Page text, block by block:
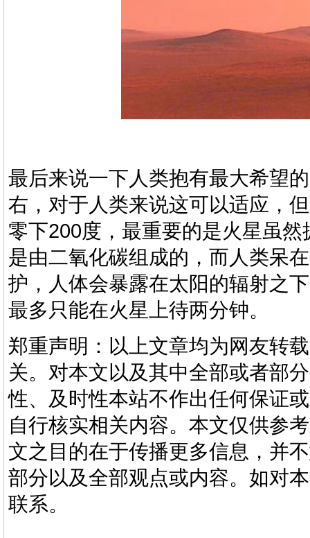
最后来说一下人类抱有最大希望
右，对于人类来说这可以适应，
零下200度，最重要的是火星虽
是由二氧化碳组成的，而人类呆
护，人体会暴露在太阳的辐射之
最多只能在火星上待两分钟。
郑重声明：以上文章均为网友转
关。对本文以及其中全部或者部
性、及时性本站不作出任何保证
自行核实相关内容。本文仅供参
文之目的在于传播更多信息，并
部分以及全部观点或内容。如对
联系。